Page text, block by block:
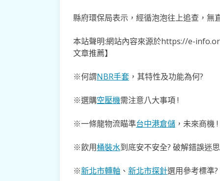
縣府環保局表示，經循泡泡往上追查，無
本站聲明:網站內容來源於https://e-
文章推薦】
※何謂NBR手套，其特性及功能為何?
※選購空壓機需注意八大事項 !
※一條龍物流瞄準台中港倉儲，未來商機 !
※飲用桶裝水到底安不安全? 破解錯誤迷
※新北市轉軸 、 新北市探針選用參考標準?